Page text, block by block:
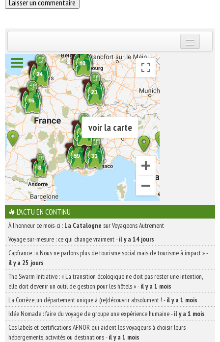
INSCRIVEZ-VOUS | ABONNEZ-VOUS
voir la carte
L'ACTU EN CONTINU
À l'honneur ce mois-ci : La Catalogne sur Voyageons Autrement
Voyage sur-mesure : ce qui change vraiment-il y a 14 jours
Capfrance : « Nous ne parlons plus de tourisme social mais de tourisme à impact »-
il y a 25 jours
The Swarm Initiative : « La transition écologique ne doit pas rester une intention,
elle doit devenir un outil de gestion pour les hôtels »-il y a 1 mois
La Corrèze, un département unique à (re)découvrir absolument ! -il y a 1 mois
Idée Nomade : faire du voyage de groupe une expérience humaine-il y a 1 mois
Ces labels et certifications AFNOR qui aident les voyageurs à choisir leurs
hébergements, activités ou destinations-il y a 1 mois